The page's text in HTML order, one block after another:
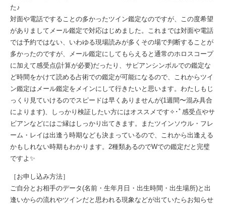
た♪
対面や電話ですることの多かったツイン鑑定なのですが、この度希望
がありましてメール鑑定で対応はじめました。これまでは対面や電話
では予約ではない、いわゆる現場読みが多くその場で判断することが
多かったのですが、メール鑑定にしてもらえると通常のホロスコープ
に加えて感受点(計算が必要)だったり、サビアンシンボルでの鑑定な
ど時間をかけて読める占術での鑑定が可能になるので、これからツイ
ン鑑定はメール鑑定をメインにして行きたいと思います。わたしもじ
っくり見ていけるのでスピードは早くありませんが(1週間〜混み具合
によります)、しっかり検証したい方にはオススメです✧･ﾟ感受点やサ
ビアンなどにはご縁はしっかり出てきます。またツインソウル・フレ
ーム・レイは出逢う時期なども決まっているので、これから出逢える
かもしれない時期もわかります。2種類あるのでWでの鑑定だと完璧
ですよ✨
［お申し込み方法］
ご自分とお相手のデータ(名前・生年月日・出生時間・出生場所)と出
逢いからの流れやツインだと思われる現象などが出ていたらお知らせ